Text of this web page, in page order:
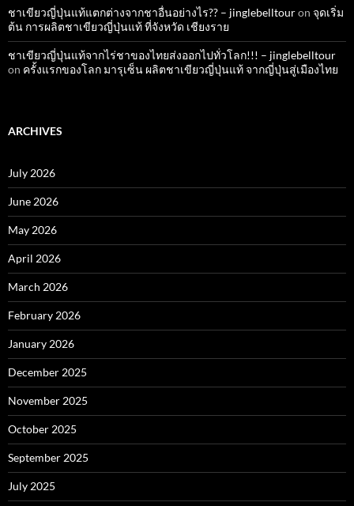
ชาเขียวญี่ปุ่นแท้แตกต่างจากชาอื่นอย่างไร?? – jinglebelltouron จุดเริ่ม
ต้น การผลิตชาเขียวญี่ปุ่นแท้ ที่จังหวัด เชียงราย
ชาเขียวญี่ปุ่นแท้จากไร่ชาของไทยส่งออกไปทั่วโลก!!! – jinglebelltour
on ครั้งแรกของโลก มารุเซ็น ผลิตชาเขียวญี่ปุ่นแท้ จากญี่ปุ่นสู่เมืองไทย
ARCHIVES
July 2026
June 2026
May 2026
April 2026
March 2026
February 2026
January 2026
December 2025
November 2025
October 2025
September 2025
July 2025